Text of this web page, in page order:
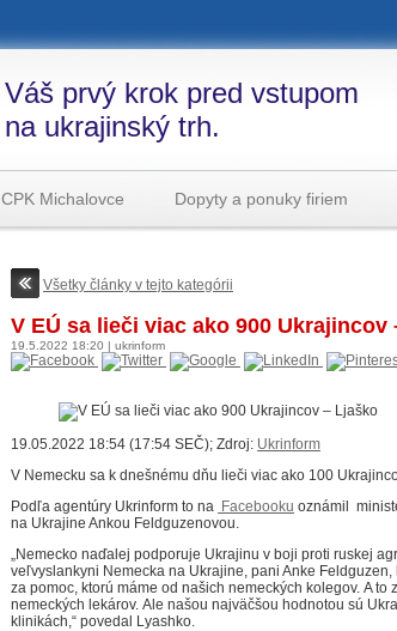
Váš prvý krok pred vstupom
na ukrajinský trh.
CPK Michalovce Dopyty a ponuky firiem
Všetky články v tejto kategórii
V EÚ sa lieči viac ako 900 Ukrajincov
19.5.2022 18:20 | ukrinform
19.05.2022 18:54 (17:54 SEČ); Zdroj: Ukrinform
V Nemecku sa k dnešnému dňu lieči viac ako 100
Podľa agentúry Ukrinform to na Facebooku oznámil
na Ukrajine Ankou Feldguzenovou.
„Nemecko naďalej podporuje Ukrajinu v boji proti ruskej
veľvyslankyni Nemecka na Ukrajine, pani Anke
za pomoc, ktorú máme od našich nemeckých kolegov. A to
nemeckých lekárov. Ale našou najväčšou hodnotou sú
klinikách,“ povedal Lyashko.